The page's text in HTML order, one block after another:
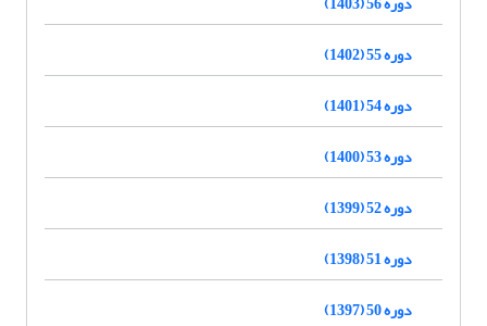
دوره 55 (1402)
دوره 54 (1401)
دوره 53 (1400)
دوره 52 (1399)
دوره 51 (1398)
دوره 50 (1397)